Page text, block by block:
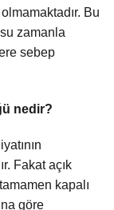
Bu
zamanla
sebep
nedir?
Fakat açık
kapalı
göre